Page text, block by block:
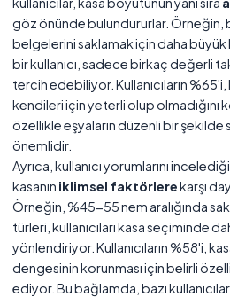
göz önünde bulundururlar. Örneğin,
belgelerini saklamak için daha
bir kullanıcı, sadece birkaç değerli
tercih edebiliyor. Kullanıcıların %65'i,
kendileri için yeterli olup olmadığını
özellikle eşyaların düzenli bir şekilde
önemlidir.
Ayrıca, kullanıcı yorumlarını
kasanın iklimsel faktörlerekarşı
Örneğin, %45-55 nem aralığında
türleri, kullanıcıları kasa seçiminde
yönlendiriyor. Kullanıcıların %58'i,
dengesinin korunması için belirli
ediyor. Bu bağlamda, bazı kullanıcılar,